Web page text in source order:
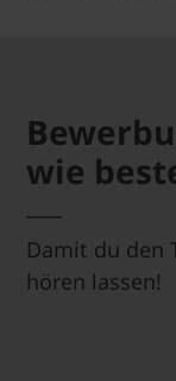
wie
Damit du den
hören lassen!